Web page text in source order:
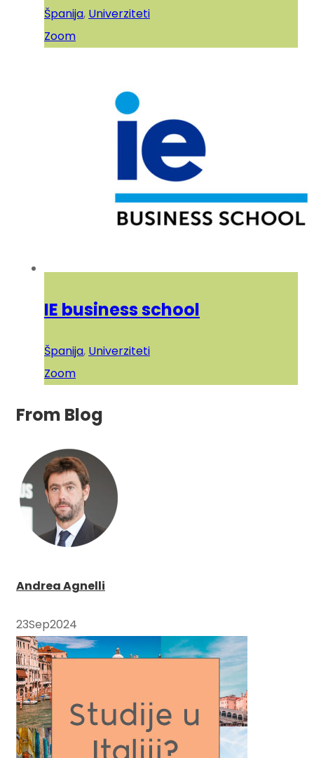
Španija, Univerziteti
Zoom
IE business school
Španija, Univerziteti
Zoom
From Blog
Andrea Agnelli
23Sep2024